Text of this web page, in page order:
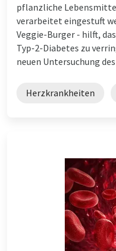
pflanzliche
verarbeitet eingestuft
Veggie-Burger - hilft,
Typ-2-Diabetes zu
neuen Untersuchung
Herzkrankheiten